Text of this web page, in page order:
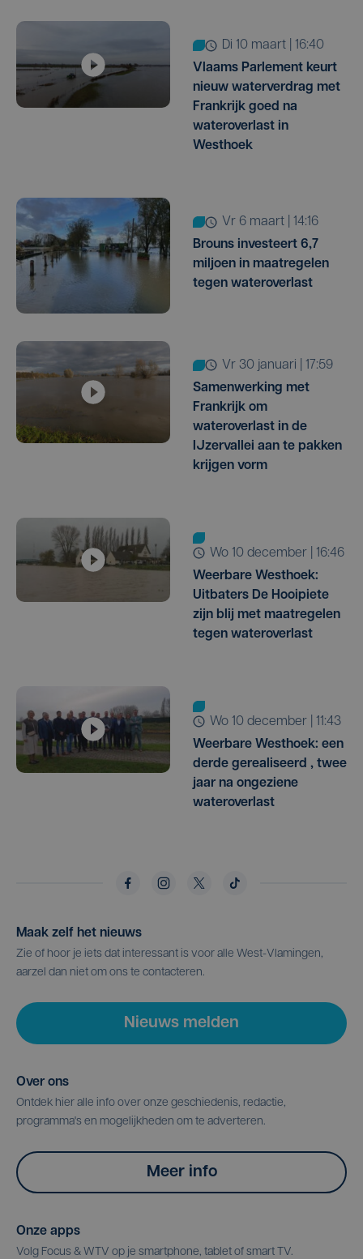
di 10 maart | 16:40
Vlaams Parlement keurt
nieuw waterverdrag met
Frankrijk goed na
wateroverlast in
Westhoek
vr 6 maart | 14:16
Brouns investeert 6,7
miljoen in maatregelen
tegen wateroverlast
vr 30 januari | 17:59
Samenwerking met
Frankrijk om
wateroverlast in de
IJzervallei aan te pakken
krijgen vorm
wo 10 december | 16:46
Weerbare Westhoek:
Uitbaters De Hooipiete
zijn blij met maatregelen
tegen wateroverlast
wo 10 december | 11:43
Weerbare Westhoek: een
derde gerealiseerd , twee
jaar na ongeziene
wateroverlast
Maak zelf het nieuws
Zie of hoor je iets dat interessant is voor alle West-Vlamingen,
aarzel dan niet om ons te contacteren.
Nieuws melden
Over ons
Ontdek hier alle info over onze geschiedenis, redactie,
programma's en mogelijkheden om te adverteren.
Meer info
Onze apps
Volg Focus & WTV op je smartphone, tablet of smart TV.